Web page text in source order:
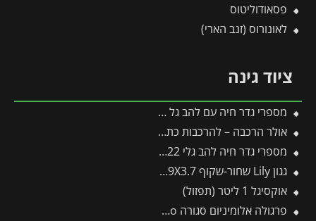
פסאודוליטוס
לאונורוס (זנב הארי)
ציוד גינה
מספרי גדר חיה עם להב גל HS-W – WOLF
אולר הרכבה – להרכבות כתר והרכבת עין
מספרי גדר חיה להב גלי HS22 פיסקארס
גגון Lily שחור-שקוף 0.9X3.7 בעיצוב רטרו מבית פלרם – Canopia
אוקסיגל 1 ליטר (תפזול)
פרגולה אלומיניום סגורה SanRemo לבנה 3X4.4 קירוי לבן מבית Canopia